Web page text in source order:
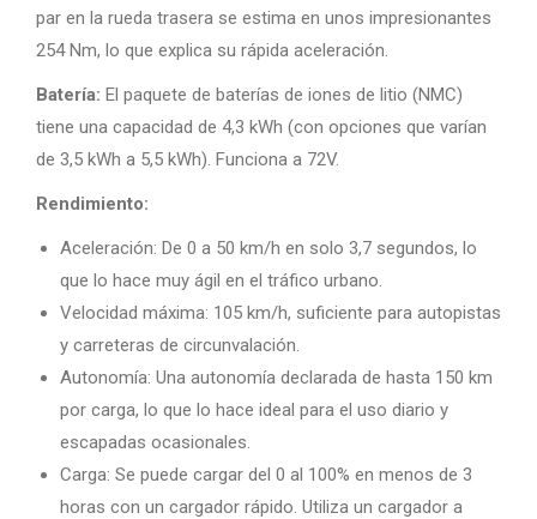
par en la rueda trasera se estima en unos impresionantes
254 Nm, lo que explica su rápida aceleración.
Batería: El paquete de baterías de iones de litio (NMC)
tiene una capacidad de 4,3 kWh (con opciones que varían
de 3,5 kWh a 5,5 kWh). Funciona a 72V.
Rendimiento:
Aceleración: De 0 a 50 km/h en solo 3,7 segundos, lo
que lo hace muy ágil en el tráfico urbano.
Velocidad máxima: 105 km/h, suficiente para autopistas
y carreteras de circunvalación.
Autonomía: Una autonomía declarada de hasta 150 km
por carga, lo que lo hace ideal para el uso diario y
escapadas ocasionales.
Carga: Se puede cargar del 0 al 100% en menos de 3
horas con un cargador rápido. Utiliza un cargador a